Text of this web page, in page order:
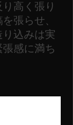
高く張り
張らせ、
込みは実
感に満ち